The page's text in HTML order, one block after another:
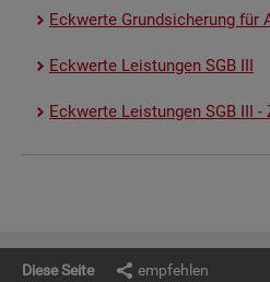
Eck­wer­te Grund­si­che­rung für
Eck­wer­te Leis­tun­gen SGB III
Eck­wer­te Leis­tun­gen SGB III -
Diese Seite empfehlen